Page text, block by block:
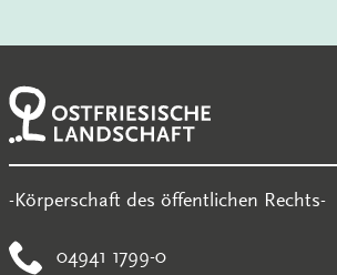
-Körperschaft des öffentlichen Rechts-
04941 1799-0